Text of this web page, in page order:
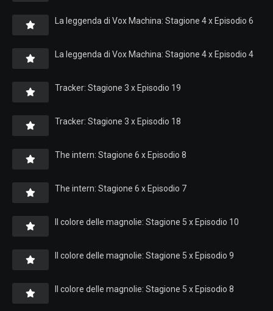
La leggenda di Vox Machina: Stagione 4 x Episodio 6
La leggenda di Vox Machina: Stagione 4 x Episodio 4
Tracker: Stagione 3 x Episodio 19
Tracker: Stagione 3 x Episodio 18
The intern: Stagione 6 x Episodio 8
The intern: Stagione 6 x Episodio 7
Il colore delle magnolie: Stagione 5 x Episodio 10
Il colore delle magnolie: Stagione 5 x Episodio 9
Il colore delle magnolie: Stagione 5 x Episodio 8